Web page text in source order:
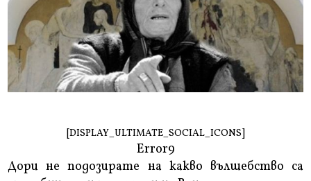
[DISPLAY_ULTIMATE_SOCIAL_ICONS]
Error9
Дори не подозирате на какво вълшебство са